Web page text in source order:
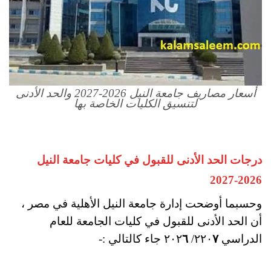
أسعار مصاريف جامعة النيل 2026-2027 والحد الأدنى
لتنسيق الكليات الخاصة بها
درجات الحد الأدنى للقبول في كليات جامعة النيل
2026-2027
وحسبما أوضحت إدارة جامعة النيل الأهلية في مصر ،
أن الحد الأدنى للقبول في كليات الجامعة للعام
الدراسي ٢٢٠٧ / ٢٠٢٦ جاء كالتالي :-